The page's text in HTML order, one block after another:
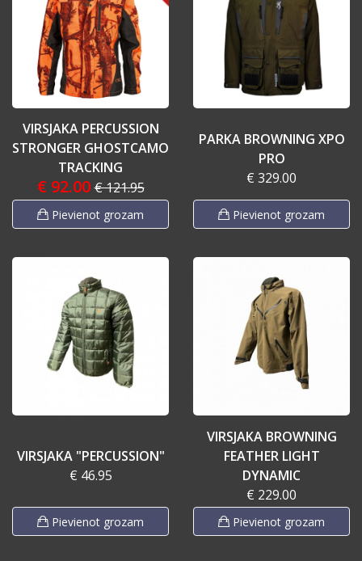
VIRSJAKA PERCUSSION
STRONGER GHOSTCAMO
TRACKING
€ 92.00€ 121.95
Pievienot grozam
PARKA BROWNING XPO
PRO
€ 329.00
Pievienot grozam
VIRSJAKA "PERCUSSION"
€ 46.95
Pievienot grozam
VIRSJAKA BROWNING
FEATHER LIGHT
DYNAMIC
€ 229.00
Pievienot grozam